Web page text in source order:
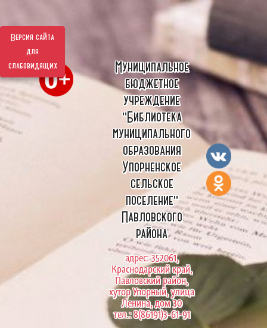
Версия сайта
для
слабовидящих
Муниципальное
бюджетное
учреждение
"Библиотека
муниципального
образования
Упорненское
сельское
поселение"
Павловского
района
адрес: 352061,
Краснодарский край,
Павловский район,
хутор Упорный, улица
Ленина, дом 30
тел.: 8(86191)3-61-91